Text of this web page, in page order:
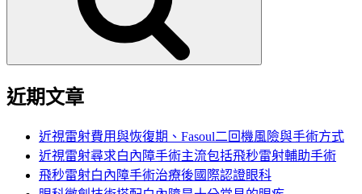
近期文章
近視雷射費用與恢復期、Fasoul二回機風險與手術方式
近視雷射尋求白內障手術主流包括飛秒雷射輔助手術
飛秒雷射白內障手術治療後國際認證眼科